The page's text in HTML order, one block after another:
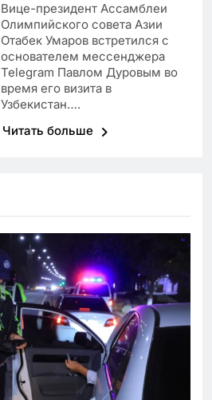
Вице-президент Ассамблеи
Олимпийского совета Азии
Отабек Умаров встретился с
основателем мессенджера
Telegram Павлом Дуровым во
время его визита в
Узбекистан….
Читать больше